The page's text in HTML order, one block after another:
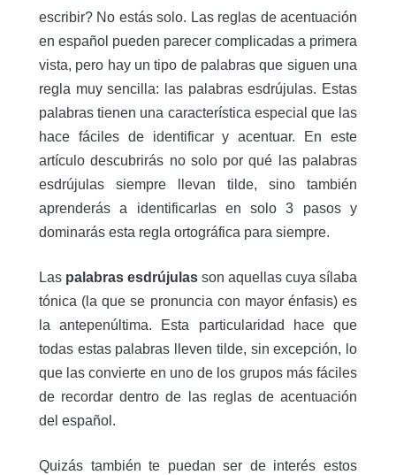
escribir? No estás solo. Las reglas de acentuación
en español pueden parecer complicadas a primera
vista, pero hay un tipo de palabras que siguen una
regla muy sencilla: las palabras esdrújulas. Estas
palabras tienen una característica especial que las
hace fáciles de identificar y acentuar. En este
artículo descubrirás no solo por qué las palabras
esdrújulas siempre llevan tilde, sino también
aprenderás a identificarlas en solo 3 pasos y
dominarás esta regla ortográfica para siempre.
Las palabras esdrújulas son aquellas cuya sílaba
tónica (la que se pronuncia con mayor énfasis) es
la antepenúltima. Esta particularidad hace que
todas estas palabras lleven tilde, sin excepción, lo
que las convierte en uno de los grupos más fáciles
de recordar dentro de las reglas de acentuación
del español.
Quizás también te puedan ser de interés estos